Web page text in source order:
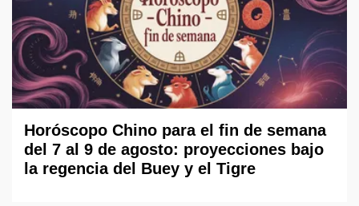
Horóscopo Chino para el fin de semana
del 7 al 9 de agosto: proyecciones bajo
la regencia del Buey y el Tigre